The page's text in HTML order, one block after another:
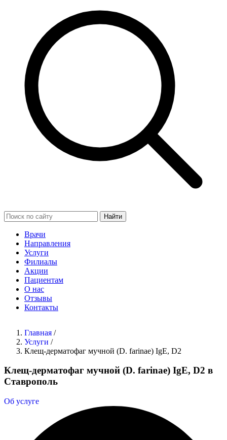
Найти
Врачи
Направления
Услуги
Филиалы
Акции
Пациентам
О нас
Отзывы
Контакты
Главная /
Услуги /
Клещ-дерматофаг мучной (D. farinae) IgE, D2
Клещ-дерматофаг мучной (D. farinae) IgE, D2 в
Ставрополь
Об услуге